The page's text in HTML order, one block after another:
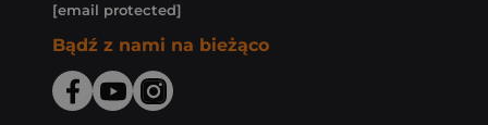
[email protected]
Bądź z nami na bieżąco